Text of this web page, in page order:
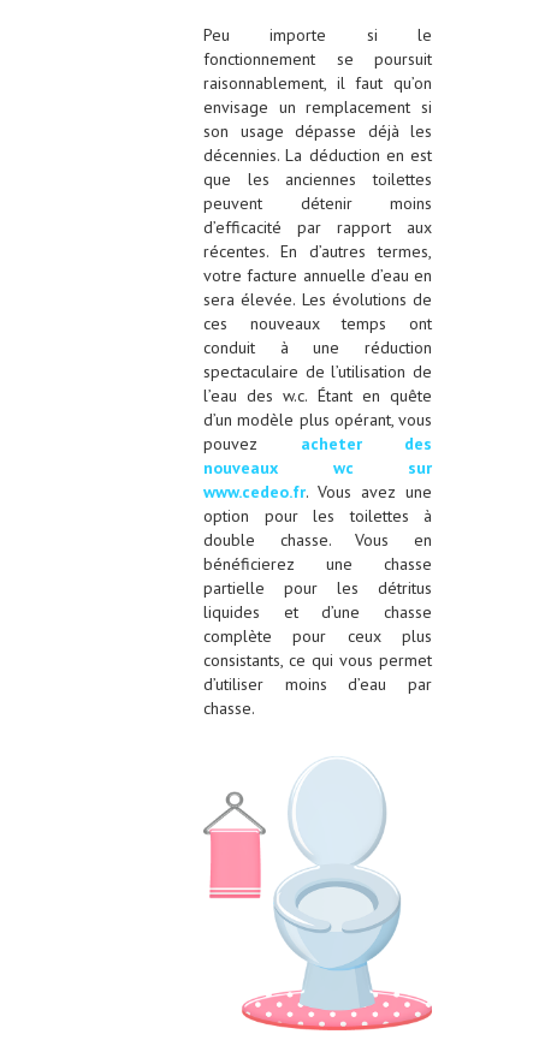
Peu importe si le
fonctionnement se poursuit
raisonnablement, il faut qu’on
envisage un remplacement si
son usage dépasse déjà les
décennies. La déduction en est
que les anciennes toilettes
peuvent détenir moins
d’efficacité par rapport aux
récentes. En d’autres termes,
votre facture annuelle d’eau en
sera élevée. Les évolutions de
ces nouveaux temps ont
conduit à une réduction
spectaculaire de l’utilisation de
l’eau des w.c. Étant en quête
d’un modèle plus opérant, vous
pouvez acheter des
nouveaux wc sur
www.cedeo.fr. Vous avez une
option pour les toilettes à
double chasse. Vous en
bénéficierez une chasse
partielle pour les détritus
liquides et d’une chasse
complète pour ceux plus
consistants, ce qui vous permet
d’utiliser moins d’eau par
chasse.